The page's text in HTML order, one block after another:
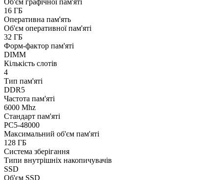
Об'єм графічної пам'яті
16 ГБ
Оперативна пам'ять
Об'єм оперативної пам'яті
32 ГБ
Форм-фактор пам'яті
DIMM
Кількість слотів
4
Тип пам'яті
DDR5
Частота пам'яті
6000 Mhz
Стандарт пам'яті
PC5-48000
Максимальний об'єм пам'яті
128 ГБ
Система зберігання
Типи внутрішніх накопичувачів
SSD
Об'єм SSD